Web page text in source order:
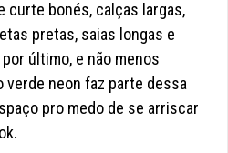
curte bonés, calças largas,
pretas, saias longas e
último, e não menos
verde neon faz parte dessa
pro medo de se arriscar